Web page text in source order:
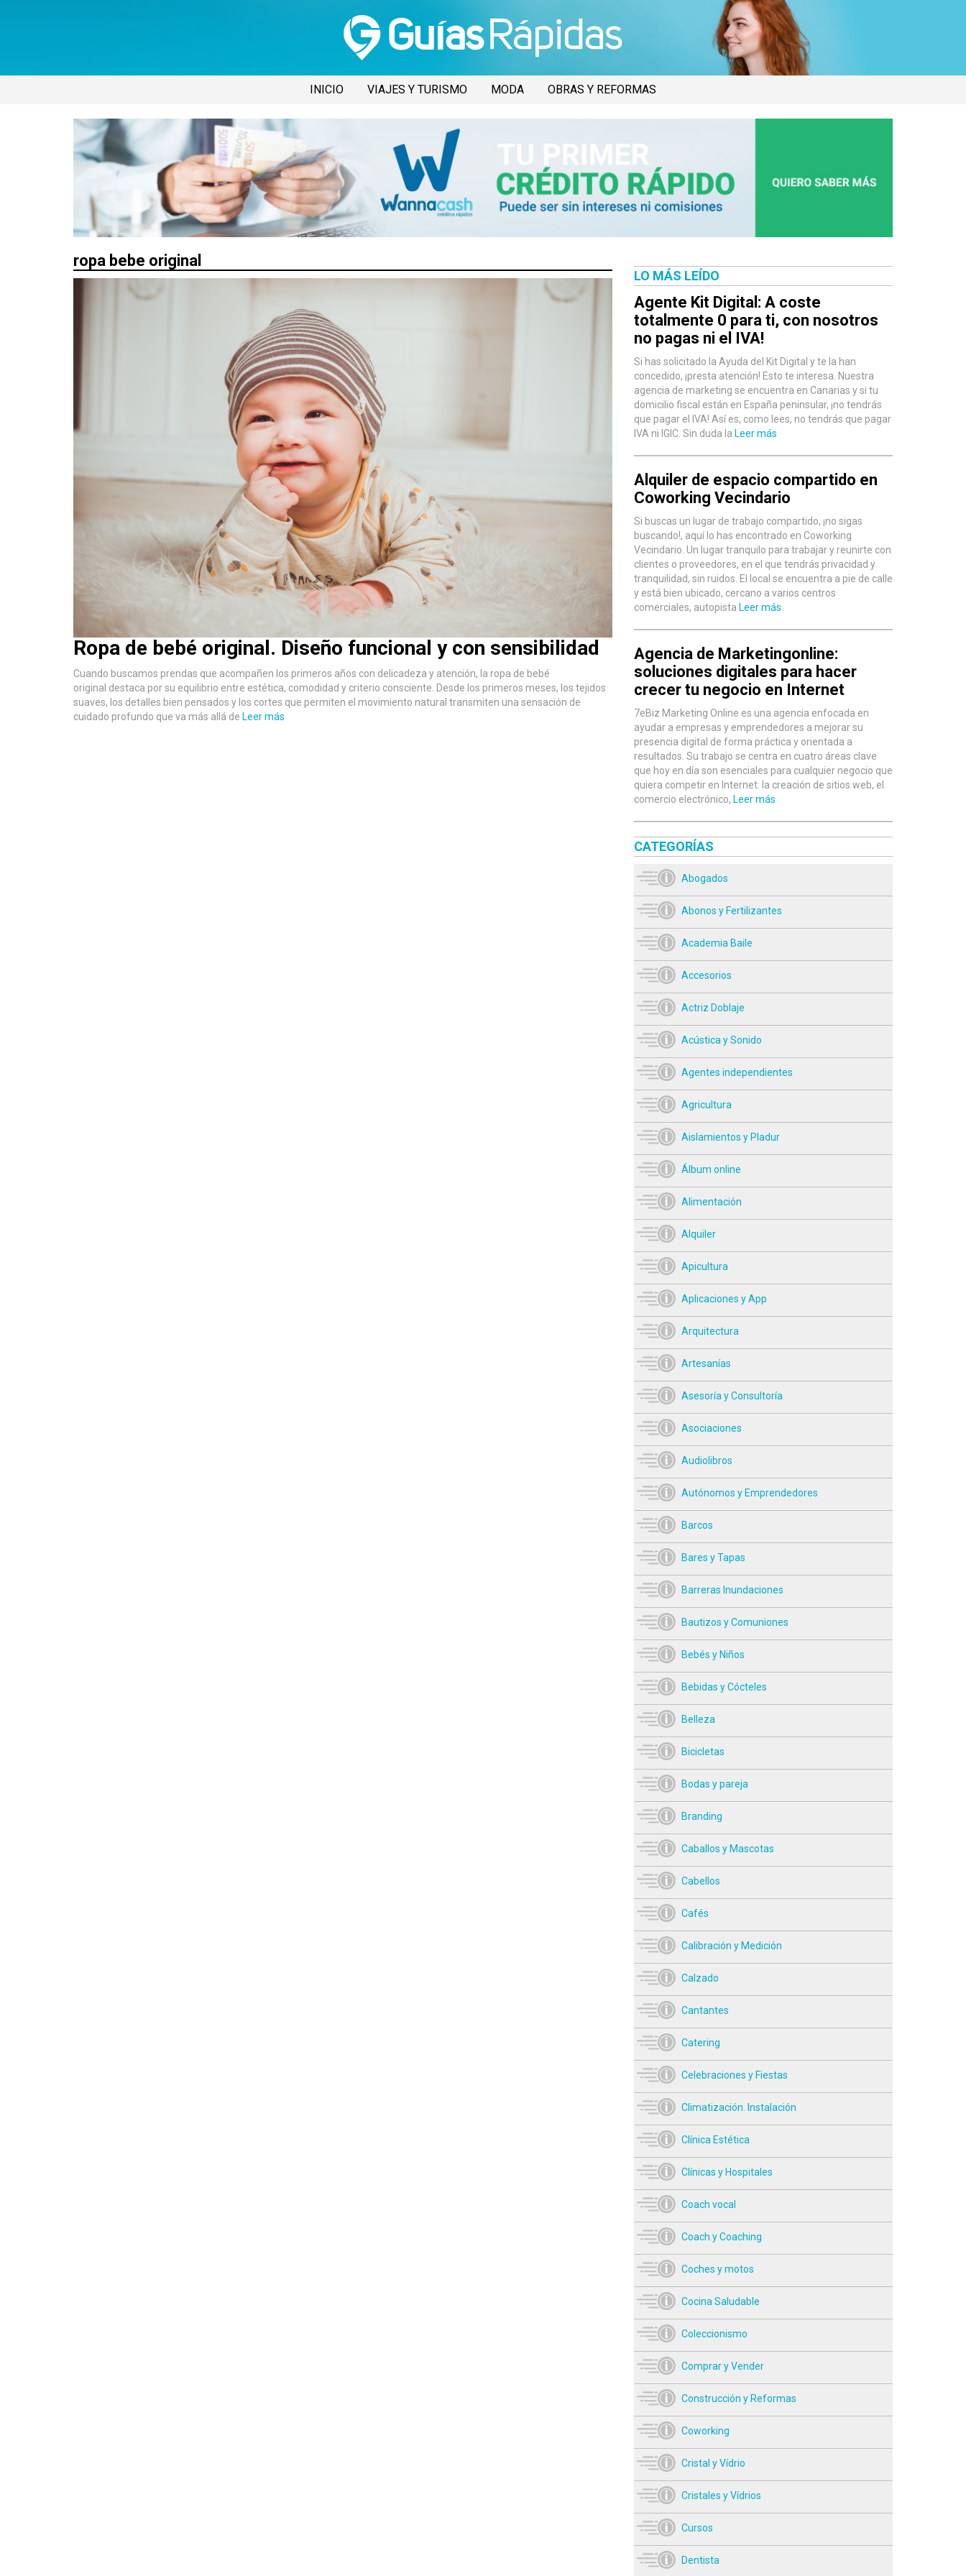
INICIO VIAJES Y TURISMO MODA OBRAS Y REFORMAS
ropa bebe original
Ropa de bebé original. Diseño funcional y con sensibilidad
Cuando buscamos prendas que acompañen los primeros años con delicadeza y atención, la ropa de bebé
original destaca por su equilibrio entre estética, comodidad y criterio consciente. Desde los primeros meses, los tejidos
suaves, los detalles bien pensados y los cortes que permiten el movimiento natural transmiten una sensación de
cuidado profundo que va más allá de Leer más
LO MÁS LEÍDO
Agente Kit Digital: A coste
totalmente 0 para ti, con nosotros
no pagas ni el IVA!
Si has solicitado la Ayuda del Kit Digital y te la han
concedido, ¡presta atención! Esto te interesa. Nuestra
agencia de marketing se encuentra en Canarias y si tu
domicilio fiscal están en España peninsular, ¡no tendrás
que pagar el IVA! Así es, como lees, no tendrás que pagar
IVA ni IGIC. Sin duda la Leer más
Alquiler de espacio compartido en
Coworking Vecindario
Si buscas un lugar de trabajo compartido, ¡no sigas
buscando!, aquí lo has encontrado en Coworking
Vecindario. Un lugar tranquilo para trabajar y reunirte con
clientes o proveedores, en el que tendrás privacidad y
tranquilidad, sin ruidos. El local se encuentra a pie de calle
y está bien ubicado, cercano a varios centros
comerciales, autopista Leer más
Agencia de Marketingonline:
soluciones digitales para hacer
crecer tu negocio en Internet
7eBiz Marketing Online es una agencia enfocada en
ayudar a empresas y emprendedores a mejorar su
presencia digital de forma práctica y orientada a
resultados. Su trabajo se centra en cuatro áreas clave
que hoy en día son esenciales para cualquier negocio que
quiera competir en Internet: la creación de sitios web, el
comercio electrónico, Leer más
CATEGORÍAS
Abogados
Abonos y Fertilizantes
Academia Baile
Accesorios
Actriz Doblaje
Acústica y Sonido
Agentes independientes
Agricultura
Aislamientos y Pladur
Álbum online
Alimentación
Alquiler
Apicultura
Aplicaciones y App
Arquitectura
Artesanías
Asesoría y Consultoría
Asociaciones
Audiolibros
Autónomos y Emprendedores
Barcos
Bares y Tapas
Barreras Inundaciones
Bautizos y Comuniones
Bebés y Niños
Bebidas y Cócteles
Belleza
Bicicletas
Bodas y pareja
Branding
Caballos y Mascotas
Cabellos
Cafés
Calibración y Medición
Calzado
Cantantes
Catering
Celebraciones y Fiestas
Climatización. Instalación
Clínica Estética
Clínicas y Hospitales
Coach vocal
Coach y Coaching
Coches y motos
Cocina Saludable
Coleccionismo
Comprar y Vender
Construcción y Reformas
Coworking
Cristal y Vídrio
Cristales y Vídrios
Cursos
Dentista